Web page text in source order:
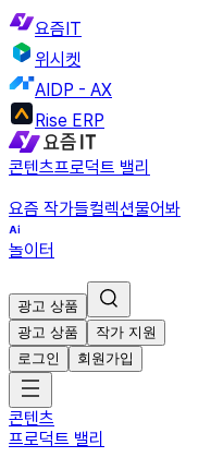
요즘IT
위시켓
AIDP - AX
Rise ERP
콘텐츠프로덕트 밸리
요즘 작가들컬렉션물어봐
놀이터
광고 상품
광고 상품
작가 지원
로그인
회원가입
콘텐츠
프로덕트 밸리